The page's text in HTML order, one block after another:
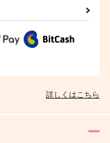
詳しくはこちら